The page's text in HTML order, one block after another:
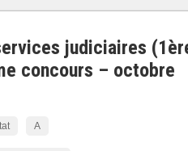
judiciaires
concours – octobre
A